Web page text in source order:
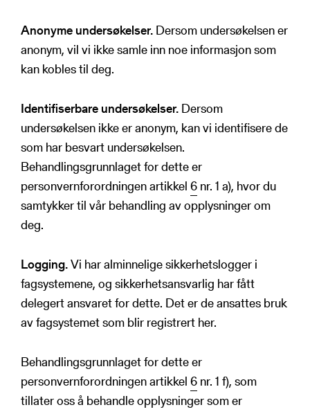
Anonyme undersøkelser. Dersom undersøkelsen er
anonym, vil vi ikke samle inn noe informasjon som
kan kobles til deg.
Identifiserbare undersøkelser. Dersom
undersøkelsen ikke er anonym, kan vi identifisere de
som har besvart undersøkelsen.
Behandlingsgrunnlaget for dette er
personvernforordningen artikkel 6 nr. 1 a), hvor du
samtykker til vår behandling av opplysninger om
deg.
Logging.Vi har alminnelige sikkerhetslogger i
fagsystemene, og sikkerhetsansvarlig har fått
delegert ansvaret for dette. Det er de ansattes bruk
av fagsystemet som blir registrert her.
Behandlingsgrunnlaget for dette er
personvernforordningen artikkel 6 nr. 1 f), som
tillater oss å behandle opplysninger som er